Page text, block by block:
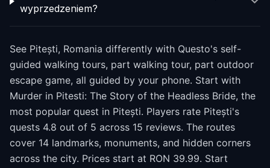
wyprzedzeniem?
See Pitești, Romania differently with Questo's self-
guided walking tours, part walking tour, part outdoor
escape game, all guided by your phone. Start with
Murder in Pitesti: The Story of the Headless Bride, the
most popular quest in Pitești. Players rate Pitești's
quests 4.8 out of 5 across 15 reviews. The routes
cover 14 landmarks, monuments, and hidden corners
across the city. Prices start at RON 39.99. Start